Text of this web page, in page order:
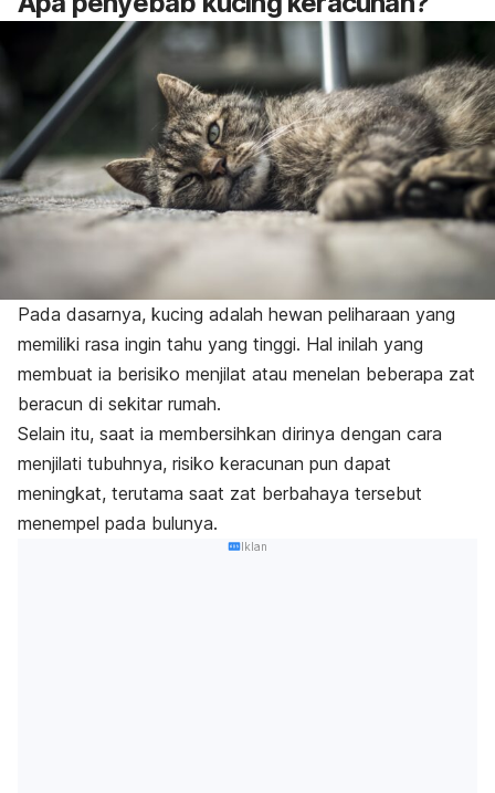
Pada dasarnya, kucing adalah hewan peliharaan yang
memiliki rasa ingin tahu yang tinggi. Hal inilah yang
membuat ia berisiko menjilat atau menelan beberapa zat
beracun di sekitar rumah.
Selain itu, saat ia membersihkan dirinya dengan cara
menjilati tubuhnya, risiko keracunan pun dapat
meningkat, terutama saat zat berbahaya tersebut
menempel pada bulunya.
Iklan